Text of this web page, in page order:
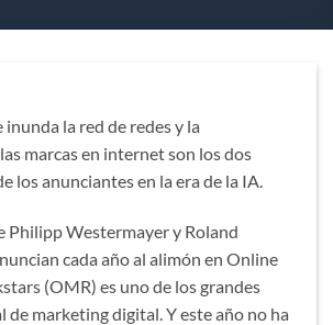
inunda la red de redes y la
marcas en internet son los dos
los anunciantes en la era de la IA.
Philipp Westermayer y Roland
cada año al alimón en Online
(OMR) es uno de los grandes
de marketing digital. Y este año no ha